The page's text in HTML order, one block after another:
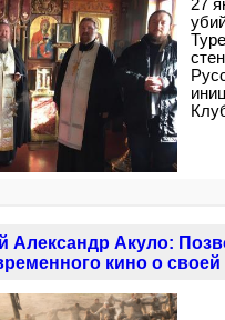
27
Александр Акуло:
кино о своей